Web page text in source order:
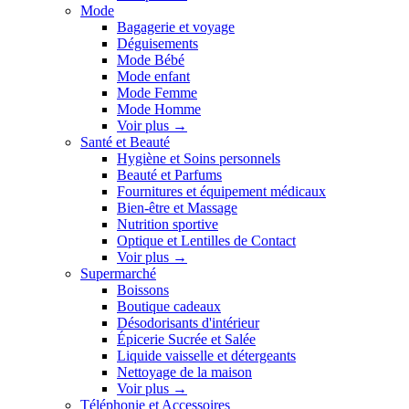
Mode
Bagagerie et voyage
Déguisements
Mode Bébé
Mode enfant
Mode Femme
Mode Homme
Voir plus →
Santé et Beauté
Hygiène et Soins personnels
Beauté et Parfums
Fournitures et équipement médicaux
Bien-être et Massage
Nutrition sportive
Optique et Lentilles de Contact
Voir plus →
Supermarché
Boissons
Boutique cadeaux
Désodorisants d'intérieur
Épicerie Sucrée et Salée
Liquide vaisselle et détergeants
Nettoyage de la maison
Voir plus →
Téléphonie et Accessoires